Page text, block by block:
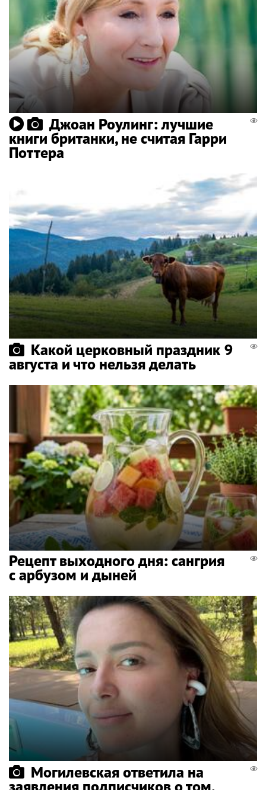
Джоан Роулинг: лучшие
книги британки, не считая Гарри
Поттера
Какой церковный праздник 9
августа и что нельзя делать
Рецепт выходного дня: сангрия
с арбузом и дыней
Могилевская ответила на